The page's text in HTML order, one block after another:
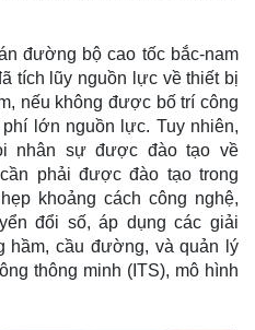
đường bộ cao tốc bắc-nam
tích lũy nguồn lực về thiết bị
nếu không được bố trí công
lớn nguồn lực. Tuy nhiên,
nhân sự được đào tạo về
phải được đào tạo trong
khoảng cách công nghệ,
đổi số, áp dụng các giải
hầm, cầu đường, và quản lý
thông minh (ITS), mô hình